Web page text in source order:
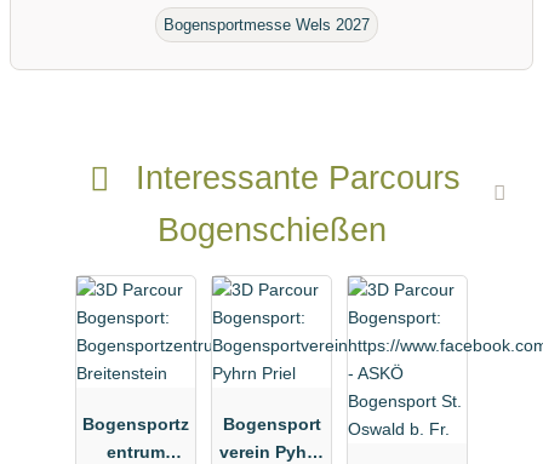
Interessante Parcours
Bogenschießen
Bogensportz
entrum
Bogensport
verein Pyhrn
Bogensportmesse Wels 2027